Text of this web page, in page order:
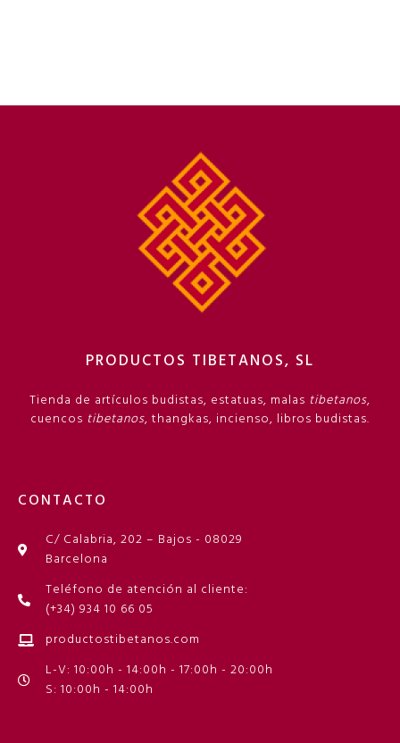
PRODUCTOS TIBETANOS, SL
Tienda de artículos budistas, estatuas, malas tibetanos,
cuencos tibetanos, thangkas, incienso, libros budistas.
CONTACTO
C/ Calabria, 202 – Bajos - 08029
Barcelona
Teléfono de atención al cliente:
(+34) 934 10 66 05
productostibetanos.com
L-V: 10:00h - 14:00h - 17:00h - 20:00h
S: 10:00h - 14:00h